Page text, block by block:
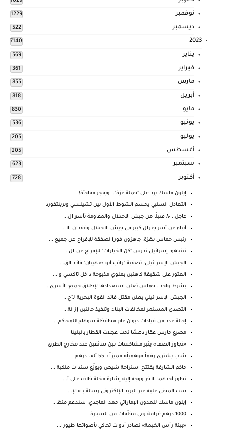
نوفمبر 1229
ديسمبر 522
2023
7140
يناير 569
فبراير 361
مارس 855
أبريل 818
مايو 830
يونيو 536
يوليو 205
أغسطس 205
سبتمبر 623
أكتوبر 728
إيلون ماسك يرد على "حملة غزة".. ويفجر مفاجأة!
التعادل السلبي يحسم الشوط الأول بين تشيلسي وبرينتفورد
عاجل.. ٨٠ قتيلًا من جيش الاحتلال والمقاومة تأسر ال...
أنباء عن أسر جنرال كبير فى جيش الاحتلال وفقدان الا...
رئيس حماس بغزة: جاهزون فورا لصفقة للإفراج عن جميع ...
نتنياهو: إسرائيل تدرس "كلّ الخيارات" للإفراج عن ال...
الجيش الإسرائيلي: تصفية "راتب أبو صهيبان" قائد الق...
العثور على شقيقة كاهنين بملوي مذبوحة داخل تاكسي وا...
بشرط واحد.. حماس تعلن استعدادها لإطلاق جميع الأسرى...
الجيش الإسرائيلي يعلن مقتل قائد القوة البحرية لـ"ح...
التصدى المستمر لمخالفات البناء وتنفيذ حالتين إزالة...
إحالة عدد من قيادات ديوان عام محافظة سوهاج للمحاكم...
مصرع حارس عقار دهسًا تحت عجلات القطار بالبلينا
«تجاوز الصف» يثير مشاكسات بين سائقين عند مخارج الطرق
شاب يشتري رقماً «وهمياً» مميزاً بـ 55 ألف درهم
حاكم الشارقة يفتتح استراحة شيص ويوزّع سندات ملكية ...
تجاوز أحدهما الآخر ووجه إليه إشارة مخلة خلاف على أ...
سب المجني عليه عبر البريد الإلكتروني رسالة بـ «الإ...
إيلون ماسك للمدون الإماراتي حمد الماجدي: سندعم منظ...
1000 درهم غرامة رمي مخلّفات من السيارة
«بيئة رأس الخيمة» تصادر أدوات تحاكي بأصواتها طيورا...